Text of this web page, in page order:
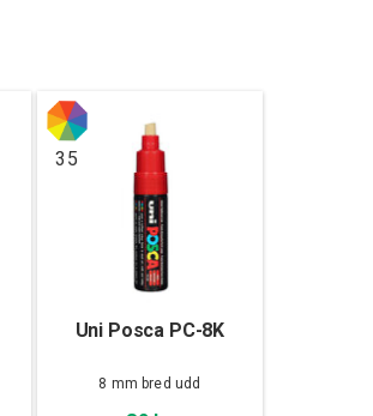
35
Uni Posca PC-8K
8 mm bred udd